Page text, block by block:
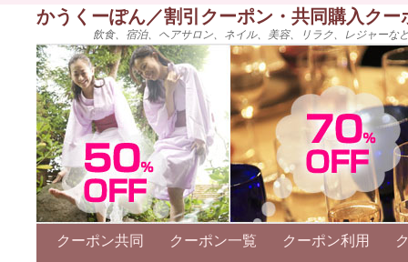
かうくーぽん／割引クーポン・共同購入ク
飲食、宿泊、ヘアサロン、ネイル、美容、リラク、レジャー
クーポン共同 クーポン一覧 クーポン利用